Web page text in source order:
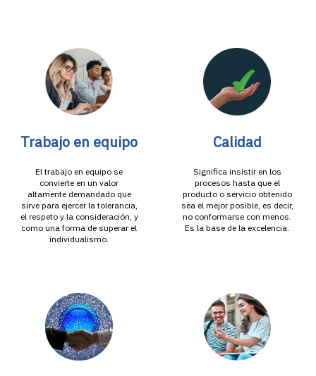
Trabajo en equipo
El trabajo en equipo se
convierte en un valor
altamente demandado que
sirve para ejercer la tolerancia,
el respeto y la consideración, y
como una forma de superar el
individualismo.
Calidad
Significa insistir en los
procesos hasta que el
producto o servicio obtenido
sea el mejor posible, es decir,
no conformarse con menos.
Es la base de la excelencia.